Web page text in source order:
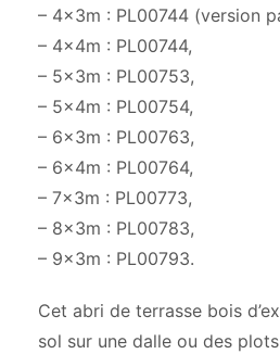
– 4x3m : PL00744 (version
– 4x4m : PL00744,
– 5x3m : PL00753,
– 5x4m : PL00754,
– 6x3m : PL00763,
– 6x4m : PL00764,
– 7x3m : PL00773,
– 8x3m : PL00783,
– 9x3m : PL00793.
Cet abri de terrasse bois
sol sur une dalle ou des